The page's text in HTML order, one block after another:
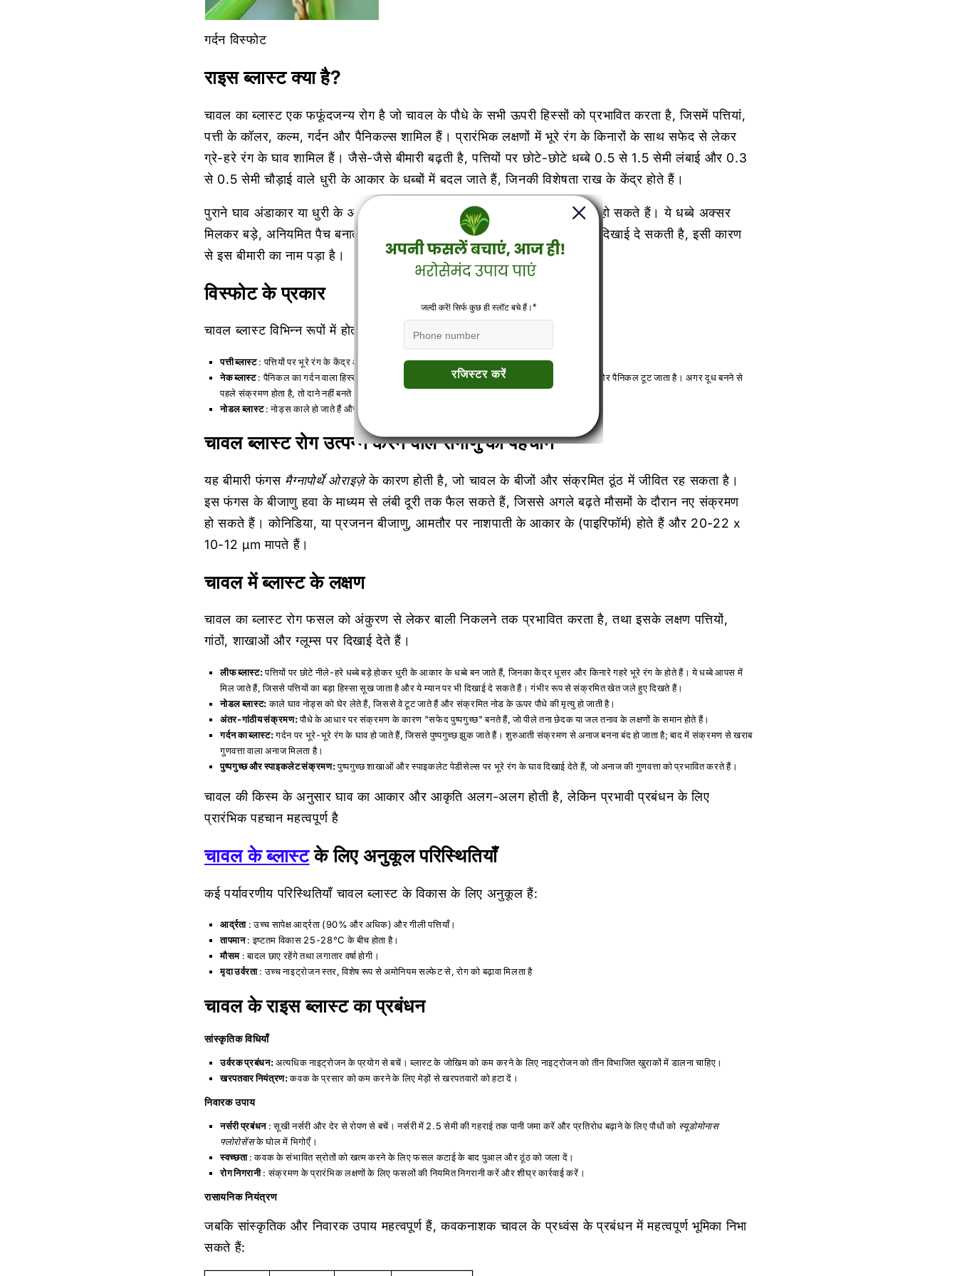
गर्दन विस्फोट
राइस ब्लास्ट क्या है?
चावल का ब्लास्ट एक फफूंदजन्य रोग है जो चावल के पौधे के सभी ऊपरी हिस्सों को प्रभावित करता है, जिसमें पत्तियां,
पत्ती के कॉलर, कल्म, गर्दन और पैनिकल्स शामिल हैं। प्रारंभिक लक्षणों में भूरे रंग के किनारों के साथ सफेद से लेकर
ग्रे-हरे रंग के घाव शामिल हैं। जैसे-जैसे बीमारी बढ़ती है, पत्तियों पर छोटे-छोटे धब्बे 0.5 से 1.5 सेमी लंबाई और 0.3
से 0.5 सेमी चौड़ाई वाले धुरी के आकार के धब्बों में बदल जाते हैं, जिनकी विशेषता राख के केंद्र होते हैं।
पुराने घाव अंडाकार या धुरी के आकार के, सफेद से भूरे रंग के, परिगलित किनारों वाले हो सकते हैं। ये धब्बे अक्सर
मिलकर बड़े, अनियमित पैच बनाते हैं। गंभीर मामलों में, पूरी फसल उजली या जली हुई दिखाई दे सकती है, इसी कारण
से इस बीमारी का नाम पड़ा है।
विस्फोट के प्रकार
चावल ब्लास्ट विभिन्न रूपों में होता है:
पत्ती ब्लास्ट : पत्तियों पर भूरे रंग के केंद्र और भूरे किनारों वाले धुरी के आकार के घाव दिखाई देते हैं।
नेक ब्लास्ट : पैनिकल का गर्दन वाला हिस्सा काला पड़ जाता है और सिकुड़ जाता है, जिससे दाना बनना बंद हो जाता है और पैनिकल टूट जाता है। अगर दूध बनने से
पहले संक्रमण होता है, तो दाने नहीं बनते।
नोडल ब्लास्ट : नोड्स काले हो जाते हैं और टूट सकते हैं, जिससे पौधे की अखंडता को और नुकसान पहुंचता है
चावल ब्लास्ट रोग उत्पन्न करने वाले रोगाणु की पहचान
यह बीमारी फंगस मैग्नापोर्थे ओराइज़ेके कारण होती है, जो चावल के बीजों और संक्रमित ठूंठ में जीवित रह सकता है।
इस फंगस के बीजाणु हवा के माध्यम से लंबी दूरी तक फैल सकते हैं, जिससे अगले बढ़ते मौसमों के दौरान नए संक्रमण
हो सकते हैं। कोनिडिया, या प्रजनन बीजाणु, आमतौर पर नाशपाती के आकार के (पाइरिफॉर्म) होते हैं और 20-22 x
10-12 µm मापते हैं।
चावल में ब्लास्ट के लक्षण
चावल का ब्लास्ट रोग फसल को अंकुरण से लेकर बाली निकलने तक प्रभावित करता है, तथा इसके लक्षण पत्तियों,
गांठों, शाखाओं और ग्लूम्स पर दिखाई देते हैं।
लीफ ब्लास्ट:पत्तियों पर छोटे नीले-हरे धब्बे बड़े होकर धुरी के आकार के धब्बे बन जाते हैं, जिनका केंद्र धूसर और किनारे गहरे भूरे रंग के होते हैं। ये धब्बे आपस में
मिल जाते हैं, जिससे पत्तियों का बड़ा हिस्सा सूख जाता है और ये म्यान पर भी दिखाई दे सकते हैं। गंभीर रूप से संक्रमित खेत जले हुए दिखते हैं।
नोडल ब्लास्ट:काले घाव नोड्स को घेर लेते हैं, जिससे वे टूट जाते हैं और संक्रमित नोड के ऊपर पौधे की मृत्यु हो जाती है।
अंतर-गांठीय संक्रमण:पौधे के आधार पर संक्रमण के कारण "सफेद पुष्पगुच्छ" बनते हैं, जो पीले तना छेदक या जल तनाव के लक्षणों के समान होते हैं।
गर्दन का ब्लास्ट:गर्दन पर भूरे-भूरे रंग के घाव हो जाते हैं, जिससे पुष्पगुच्छ झुक जाते हैं। शुरुआती संक्रमण से अनाज बनना बंद हो जाता है; बाद में संक्रमण से खराब
गुणवत्ता वाला अनाज मिलता है।
पुष्पगुच्छ और स्पाइकलेट संक्रमण:पुष्पगुच्छ शाखाओं और स्पाइकलेट पेडीसेल्स पर भूरे रंग के घाव दिखाई देते हैं, जो अनाज की गुणवत्ता को प्रभावित करते हैं।
चावल की किस्म के अनुसार घाव का आकार और आकृति अलग-अलग होती है, लेकिन प्रभावी प्रबंधन के लिए
प्रारंभिक पहचान महत्वपूर्ण है
चावल के ब्लास्टके लिए अनुकूल परिस्थितियाँ
कई पर्यावरणीय परिस्थितियाँ चावल ब्लास्ट के विकास के लिए अनुकूल हैं:
आर्द्रता : उच्च सापेक्ष आर्द्रता (90% और अधिक) और गीली पत्तियाँ।
तापमान : इष्टतम विकास 25-28°C के बीच होता है।
मौसम : बादल छाए रहेंगे तथा लगातार वर्षा होगी।
मृदा उर्वरता : उच्च नाइट्रोजन स्तर, विशेष रूप से अमोनियम सल्फेट से, रोग को बढ़ावा मिलता है
चावल के राइस ब्लास्ट का प्रबंधन
सांस्कृतिक विधियाँ
उर्वरक प्रबंधन:अत्यधिक नाइट्रोजन के प्रयोग से बचें। ब्लास्ट के जोखिम को कम करने के लिए नाइट्रोजन को तीन विभाजित खुराकों में डालना चाहिए।
खरपतवार नियंत्रण:कवक के प्रसार को कम करने के लिए मेड़ों से खरपतवारों को हटा दें।
निवारक उपाय
नर्सरी प्रबंधन : सूखी नर्सरी और देर से रोपण से बचें। नर्सरी में 2.5 सेमी की गहराई तक पानी जमा करें और प्रतिरोध बढ़ाने के लिएपौधों को स्यूडोमोनास
फ्लोरोसेंसके घोल में भिगोएँ।
स्वच्छता : कवक के संभावित स्रोतों को खत्म करने के लिए फसल कटाई के बाद पुआल और ठूंठ को जला दें।
रोग निगरानी : संक्रमण के प्रारंभिक लक्षणों के लिए फसलों की नियमित निगरानी करें और शीघ्र कार्रवाई करें।
रासायनिक नियंत्रण
जबकि सांस्कृतिक और निवारक उपाय महत्वपूर्ण हैं, कवकनाशक चावल के प्रध्वंस के प्रबंधन में महत्वपूर्ण भूमिका निभा
सकते हैं: